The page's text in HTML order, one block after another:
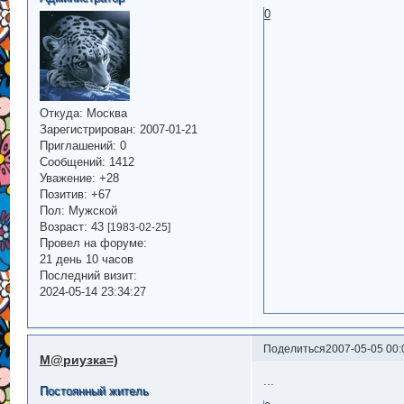
Откуда: Москва
Зарегистрирован: 2007-01-21
Приглашений: 0
Сообщений: 1412
Уважение: +28
Позитив: +67
Пол: Мужской
Возраст: 43 [1983-02-25]
Провел на форуме:
21 день 10 часов
Последний визит:
2024-05-14 23:34:27
0
Поделиться2007-05-05
М@риузка=)
Постоянный житель
...